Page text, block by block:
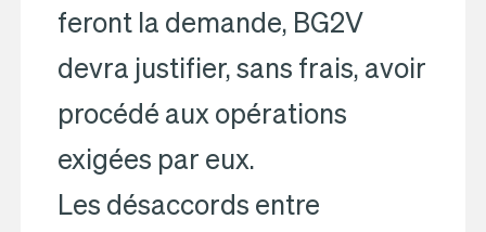
feront la demande, BG2V
devra justifier, sans frais, avoir
procédé aux opérations
exigées par eux.
Les désaccords entre